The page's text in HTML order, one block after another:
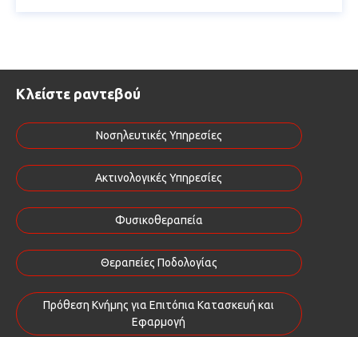
Κλείστε ραντεβού
Νοσηλευτικές Υπηρεσίες
Ακτινολογικές Υπηρεσίες
Φυσικοθεραπεία
Θεραπείες Ποδολογίας
Πρόθεση Κνήμης για Επιτόπια Κατασκευή και
Εφαρμογή